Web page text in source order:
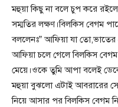
মহুয়া কিছু না বলে চুপ করে
সম্মতির লক্ষণ।বিলকিস বেগম
বললেনঃ” আফিয়া যা তো,ভাতের
আফিয়া চলে গেলে বিলকিস
মেয়ে।ওকে তুমি আপা বলেই
মহুয়া বুঝলো এটাই আবরারের
নিয়ে আসার পর বিলকিস বেগম